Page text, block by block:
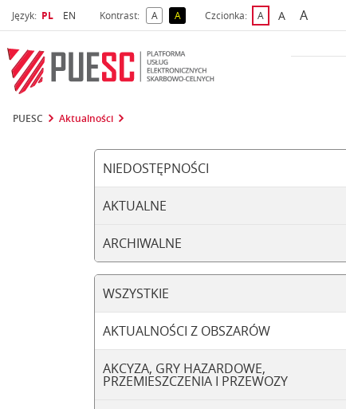
Język: Wybrany język
PL Wybierz język
EN Kontrast: Akontrast domyślny
Akontrast żółty tekst na czarnym tle
Czcionka: Adomyślna czcionka
Awiększa
A
PUESC Aktualności
NIEDOSTĘPNOŚCI
AKTUALNE
ARCHIWALNE
WSZYSTKIE
AKTUALNOŚCI Z OBSZARÓW
AKCYZA, GRY HAZARDOWE,
PRZEMIESZCZENIA I PRZEWOZY